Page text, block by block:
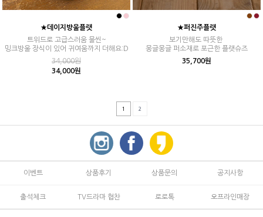
★데이지방울플랫
트위드로 고급스러움 물씬~
밍크방울 장식이 있어 귀여움까지 더해요:D
34,000원
34,000원
★퍼진주플랫
보기만해도 따뜻한
몽글몽글 퍼소재로 포근한 플랫슈즈
35,700원
1 2
이벤트 상품후기 상품문의 공지사항
출석체크 TV드라마 협찬 로로톡 오프라인매장